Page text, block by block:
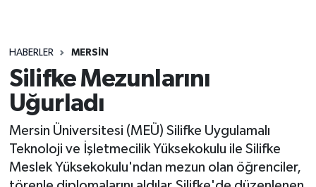
HABERLER MERSIN
Silifke Mezunlarını
Uğurladı
Mersin Üniversitesi (MEÜ) Silifke Uygulamalı
Teknoloji ve İşletmecilik Yüksekokulu ile Silifke
Meslek Yüksekokulu'ndan mezun olan öğrenciler,